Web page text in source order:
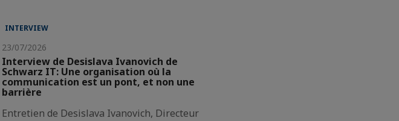
INTERVIEW
23/07/2026
Interview de Desislava Ivanovich de
Schwarz IT: Une organisation où la
communication est un pont, et non une
barrière
Entretien de Desislava Ivanovich, Directeur